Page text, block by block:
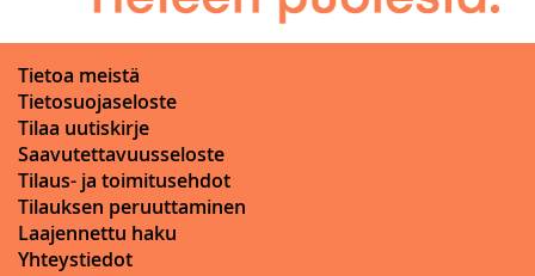
Tietoa meistä
Tietosuojaseloste
Tilaa uutiskirje
Saavutettavuusseloste
Tilaus- ja toimitusehdot
Tilauksen peruuttaminen
Laajennettu haku
Yhteystiedot